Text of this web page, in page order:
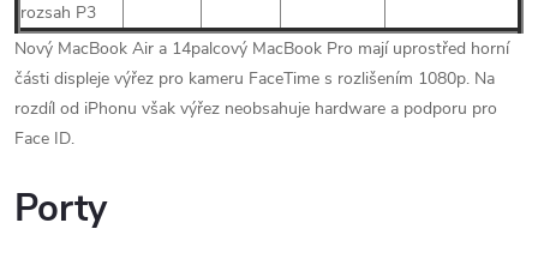
rozsah P3
Nový MacBook Air a 14palcový MacBook Pro mají uprostřed horní
části displeje výřez pro kameru FaceTime s rozlišením 1080p. Na
rozdíl od iPhonu však výřez neobsahuje hardware a podporu pro
Face ID.
Porty